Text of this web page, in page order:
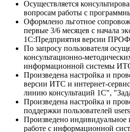
Осуществляется
вопросам работы с
Оформлено льготное
первые 3/6 месяцев с начала
1С:Предприятия версии
По запросу пользователя
консультационно-
информационной системы
Произведена настройка и
версии ИТС и интернет-
линию консультаций 1С",
Произведена настройка и
поддержки пользователей
Произведено индивидуальное
работе с информационной